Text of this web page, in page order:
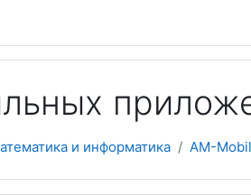
и информатика AM-